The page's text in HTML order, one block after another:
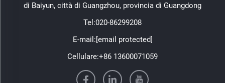
di Baiyun, città di Guangzhou, provincia di Guangdong
Tel:020-86299208
E-mail:[email protected]
Cellulare:+86 13600071059